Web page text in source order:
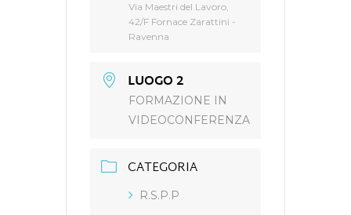
Via Maestri del Lavoro,
42/F Fornace Zarattini -
Ravenna
LUOGO 2
FORMAZIONE IN
VIDEOCONFERENZA
CATEGORIA
R.S.P.P